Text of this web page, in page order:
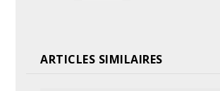
ARTICLES SIMILAIRES